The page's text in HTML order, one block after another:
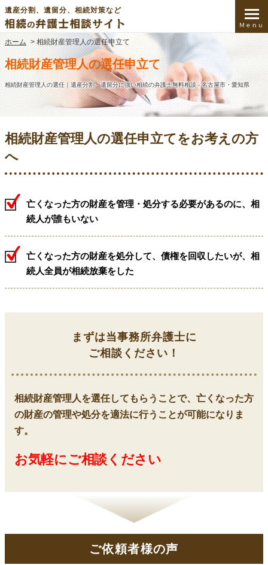
遺産分割、遺留分、相続対策など
ホーム > 相続財産管理人の選任申立て
相続財産管理人の選任申立て
相続財産管理人の選任｜遺産分割・遺留分に強い相続の弁護士無料相談 - 名古屋市・愛知県
相続財産管理人の選任申立てをお考えの方
へ
亡くなった方の財産を管理・処分する必要があるのに、相
続人が誰もいない
亡くなった方の財産を処分して、債権を回収したいが、相
続人全員が相続放棄をした
まずは当事務所弁護士に
ご相談ください！
相続財産管理人を選任してもらうことで、亡くなった方
の財産の管理や処分を適法に行うことが可能になりま
す。
お気軽にご相談ください
ご依頼者様の声